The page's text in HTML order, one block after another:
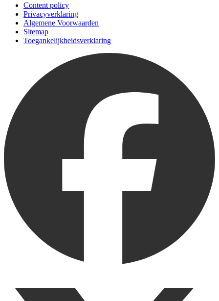
Content policy
Privacyverklaring
Algemene Voorwaarden
Sitemap
Toegankelijkheidsverklaring